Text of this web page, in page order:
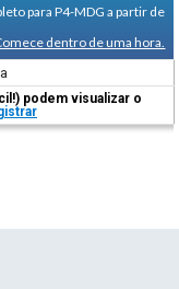
para P4-MDG a partir de
dentro de uma hora.
podem visualizar o